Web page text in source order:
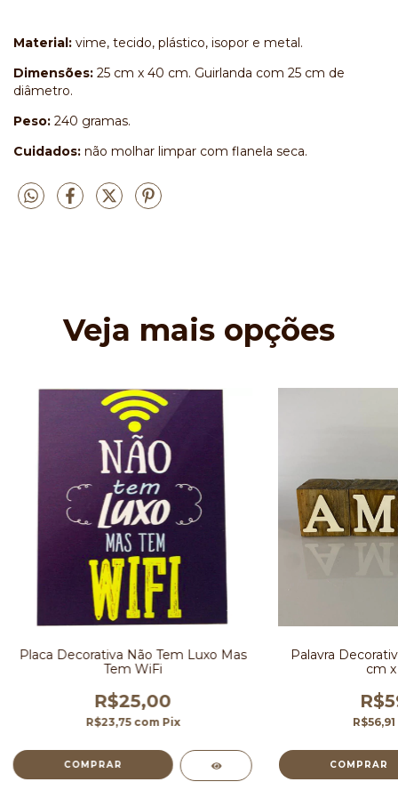
Material: vime, tecido, plástico, isopor e metal.
Dimensões: 25 cm x 40 cm. Guirlanda com 25 cm de
diâmetro.
Peso: 240 gramas.
Cuidados: não molhar limpar com flanela seca.
Veja mais opções
Placa Decorativa Não Tem Luxo Mas
Tem WiFi
R$25,00
R$23,75 com Pix
Palavra
cm
R$56,91